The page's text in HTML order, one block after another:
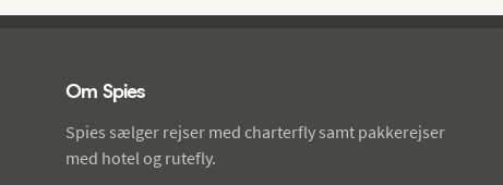
Om Spies
Spies sælger rejser med charterfly samt pakkerejser
med hotel og rutefly.